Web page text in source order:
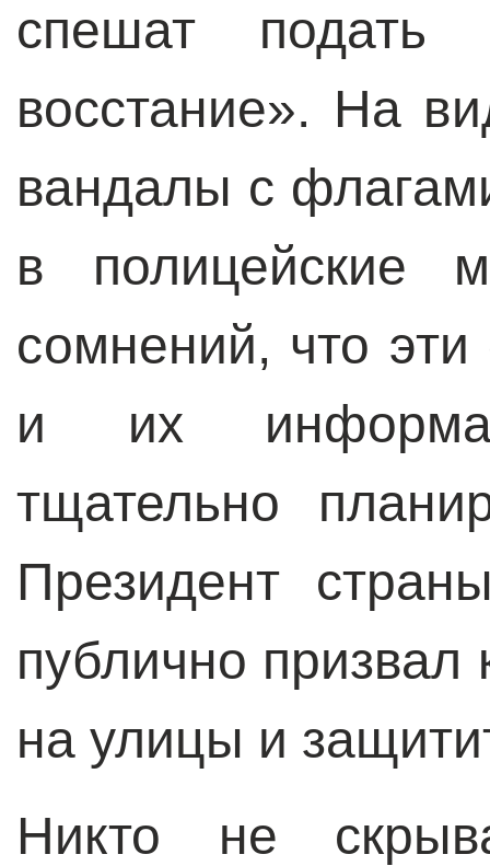
спешат подать
восстание». На
вандалы с
в полицейские
сомнений, что
и их
тщательно
Президент
публично призвал
на улицы и
Никто не